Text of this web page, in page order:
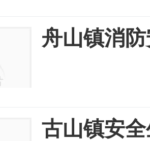
舟山镇消
古山镇安